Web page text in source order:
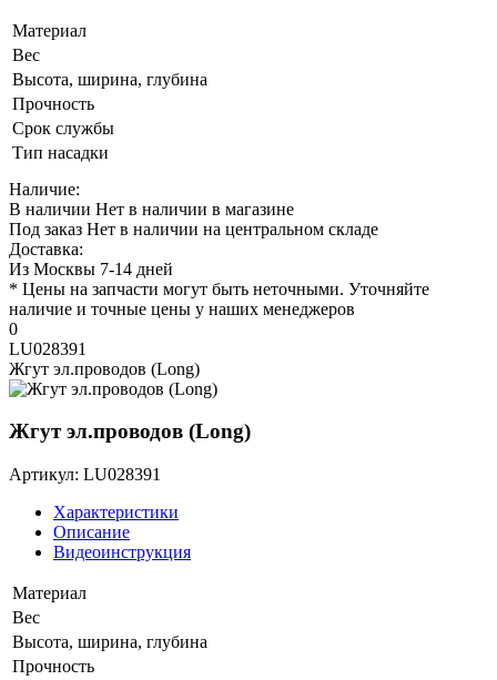
Материал
Вес
Высота, ширина, глубина
Прочность
Срок службы
Тип насадки
Наличие:
В наличии Нет в наличии в магазине
Под заказ Нет в наличии на центральном складе
Доставка:
Из Москвы 7-14 дней
* Цены на запчасти могут быть неточными. Уточняйте
наличие и точные цены у наших менеджеров
0
LU028391
Жгут эл.проводов (Long)
Жгут эл.проводов (Long)
Артикул: LU028391
Характеристики
Описание
Видеоинструкция
Материал
Вес
Высота, ширина, глубина
Прочность